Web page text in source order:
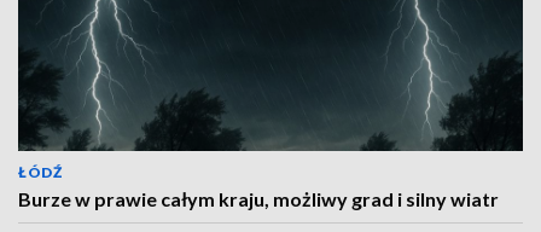
ŁÓDŹ
Burze w prawie całym kraju, możliwy grad i silny wiatr